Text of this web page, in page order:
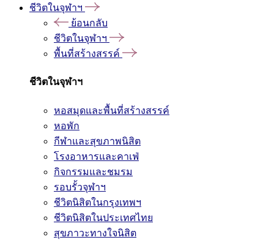
ชีวิตในจุฬาฯ
ย้อนกลับ
ชีวิตในจุฬาฯ
พื้นที่สร้างสรรค์
ชีวิตในจุฬาฯ
หอสมุดและพื้นที่สร้างสรรค์
หอพัก
กีฬาและสุขภาพนิสิต
โรงอาหารและคาเฟ่
กิจกรรมและชมรม
รอบรั้วจุฬาฯ
ชีวิตนิสิตในกรุงเทพฯ
ชีวิตนิสิตในประเทศไทย
สุขภาวะทางใจนิสิต